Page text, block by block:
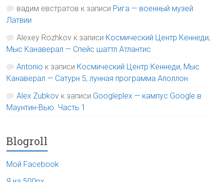
вадим евстратов к записи Рига — военный музей
Латвии
Alexey Rozhkov к записи Космический Центр Кеннеди,
Мыс Канаверал — Спейс шаттл Атлантис
Antonio к записи Космический Центр Кеннеди, Мыс
Канаверал — Сатурн 5, лунная программа Аполлон
Alex Zubkov к записи Googleplex — кампус Google в
Маунтин-Вью. Часть 1
Blogroll
Мой Facebook